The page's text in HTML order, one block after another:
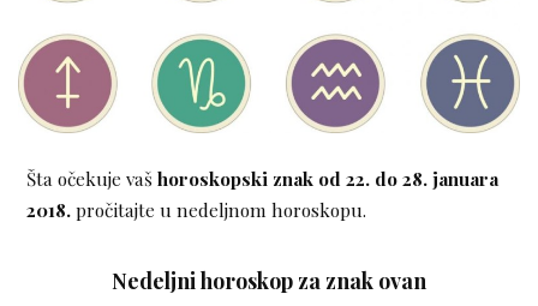
Šta očekuje vaš horoskopski znak od 22. do 28. januara
2018.pročitajte u nedeljnom horoskopu.
Nedeljni horoskop za znak ovan